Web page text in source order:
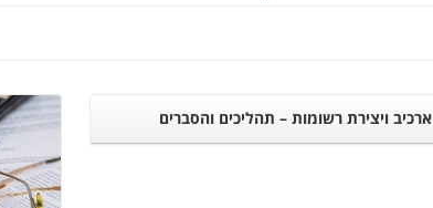
ארכיב ויצירת רשומות – תהליכים והסברים